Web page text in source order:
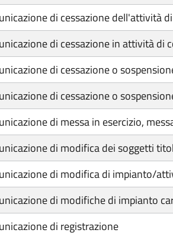
di cessazione dell'attività
di cessazione in attività di
di cessazione o
di cessazione o
di messa in esercizio,
di modifica dei soggetti
di modifica di impianto/
di modifiche di impianto
di registrazione